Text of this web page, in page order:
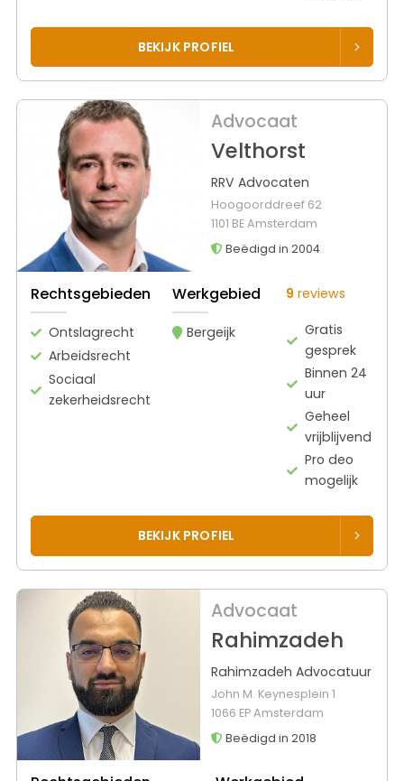
BEKIJK PROFIEL
Advocaat
Velthorst
RRV Advocaten
Hoogoorddreef 62
1101 BE Amsterdam
Beëdigd in 2004
Rechtsgebieden
Ontslagrecht
Arbeidsrecht
Sociaal
zekerheidsrecht
Werkgebied
Bergeijk
9 reviews
Gratis
gesprek
Binnen 24
uur
Geheel
vrijblijvend
Pro deo
mogelijk
BEKIJK PROFIEL
Advocaat
Rahimzadeh
Rahimzadeh Advocatuur
John M. Keynesplein 1
1066 EP Amsterdam
Beëdigd in 2018